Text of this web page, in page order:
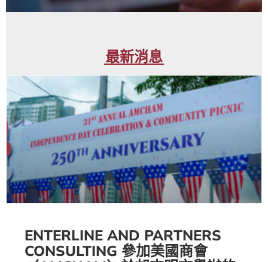
最新消息
ENTERLINE AND PARTNERS
CONSULTING 參加美國商會